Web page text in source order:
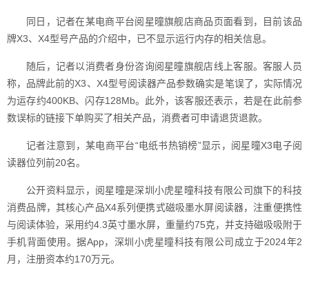
同日，记者在某电商平台阅星曈旗舰店商品页面看到，目前该品
牌X3、X4型号产品的介绍中，已不显示运行内存的相关信息。
随后，记者以消费者身份咨询阅星曈旗舰店线上客服。客服人员
称，品牌此前的X3、X4型号阅读器产品参数确实是笔误了，实际情况
为运存约400KB、闪存128Mb。此外，该客服还表示，若是在此前参
数误标的链接下单购买了相关产品，消费者可申请退货退款。
记者注意到，某电商平台“电纸书热销榜”显示，阅星曈X3电子阅
读器位列前20名。
公开资料显示，阅星曈是深圳小虎星曈科技有限公司旗下的科技
消费品牌，其核心产品X4系列便携式磁吸墨水屏阅读器，注重便携性
与阅读体验，采用约4.3英寸墨水屏，重量约75克，并支持磁吸吸附于
手机背面使用。据App，深圳小虎星曈科技有限公司成立于2024年2
月，注册资本约170万元。